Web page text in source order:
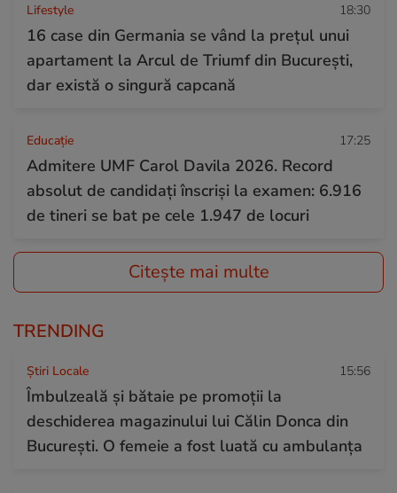
Lifestyle 18:30
16 case din Germania se vând la prețul unui
apartament la Arcul de Triumf din București,
dar există o singură capcană
Educație 17:25
Admitere UMF Carol Davila 2026. Record
absolut de candidați înscriși la examen: 6.916
de tineri se bat pe cele 1.947 de locuri
Citește mai multe
TRENDING
Știri Locale 15:56
Îmbulzeală și bătaie pe promoții la
deschiderea magazinului lui Călin Donca din
București. O femeie a fost luată cu ambulanța